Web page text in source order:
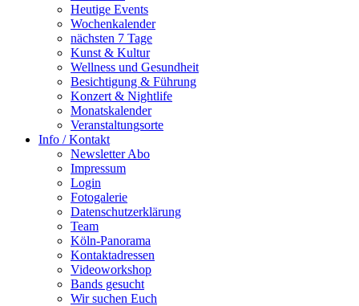
Heutige Events
Wochenkalender
nächsten 7 Tage
Kunst & Kultur
Wellness und Gesundheit
Besichtigung & Führung
Konzert & Nightlife
Monatskalender
Veranstaltungsorte
Info / Kontakt
Newsletter Abo
Impressum
Login
Fotogalerie
Datenschutzerklärung
Team
Köln-Panorama
Kontaktadressen
Videoworkshop
Bands gesucht
Wir suchen Euch